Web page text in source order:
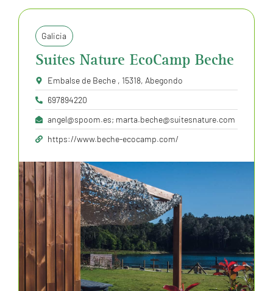
Galicia
Suites Nature EcoCamp Beche
Embalse de Beche , 15318, Abegondo
697894220
angel@spoom.es; marta.beche@suitesnature.com
https://www.beche-ecocamp.com/